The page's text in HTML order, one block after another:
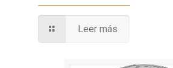
Leer más